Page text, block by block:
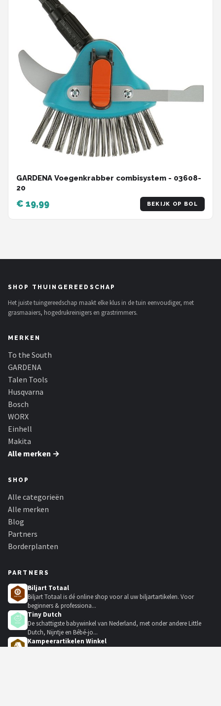
GARDENA Voegenkrabber combisystem - 03608-
20
€ 19,99 BEKIJK OP BOL
SHOP THUINGEREEDSCHAP
Het juiste tuingereedschap maakt elke klus in de tuin eenvoudiger, met
grasmaaiers, hogedrukreinigers en grastrimmers.
MERKEN
To the South
GARDENA
Talen Tools
Husqvarna
Bosch
WORX
Einhell
Makita
Alle merken →
SHOP
Alle categorieën
Alle merken
Blog
Partners
Borderplanten
PARTNERS
Biljart Totaal
Biljart Totaal is dé online shop voor al uw biljartartikelen. Voor
beginners & professiona...
Tiny Dutch
De schattigste babywinkel van Nederland, met onder andere Little
Dutch, Nijntje en Bébé-jo...
Kampeerartikelen Winkel